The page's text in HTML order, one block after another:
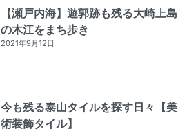
【瀬戸内海】遊郭跡も残る大崎上島
の木江をまち歩き
2021年9月12日
今も残る泰山タイルを探す日々【美
術装飾タイル】